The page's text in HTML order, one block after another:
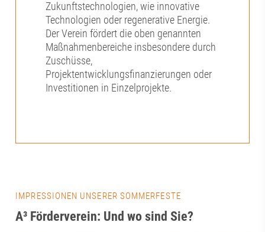
Zukunftstechnologien, wie innovative
Technologien oder regenerative Energie.
Der Verein fördert die oben genannten
Maßnahmenbereiche insbesondere durch
Zuschüsse,
Projektentwicklungsfinanzierungen oder
Investitionen in Einzelprojekte.
IMPRESSIONEN UNSERER SOMMERFESTE
A³ Förderverein: Und wo sind Sie?